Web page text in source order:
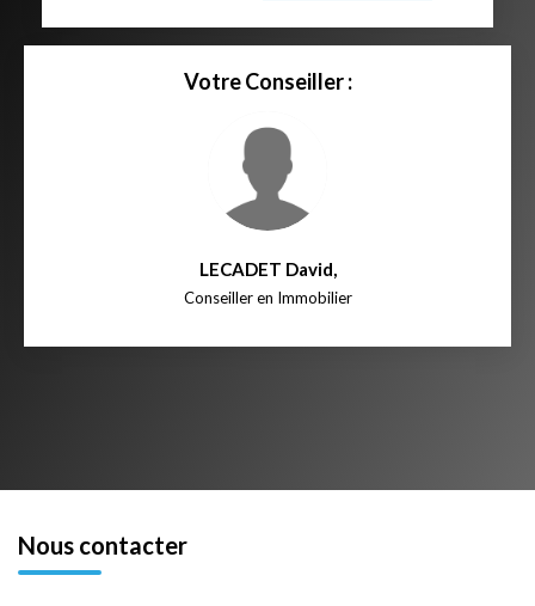
Votre Conseiller :
LECADET David,
Conseiller en Immobilier
Nous contacter